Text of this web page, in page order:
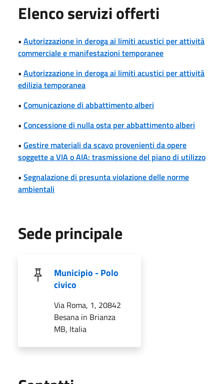
Elenco servizi offerti
• Autorizzazione in deroga ai limiti acustici per attività
commerciale e manifestazioni temporanee
• Autorizzazione in deroga ai limiti acustici per attività
edilizia temporanea
• Comunicazione di abbattimento alberi
• Concessione di nulla osta per abbattimento alberi
• Gestire materiali da scavo provenienti da opere
soggette a VIA o AIA: trasmissione del piano di utilizzo
• Segnalazione di presunta violazione delle norme
ambientali
Sede principale
Municipio - Polo
civico
Via Roma, 1, 20842
Besana in Brianza
MB, Italia